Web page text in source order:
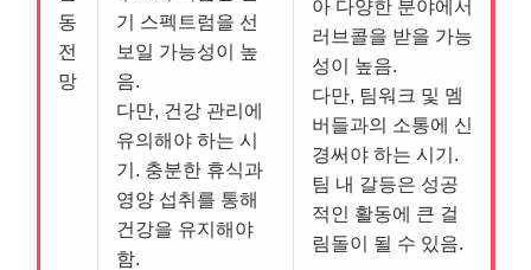
동
전
망
기 스펙트럼을 선
보일 가능성이 높
음.
다만, 건강 관리에
유의해야 하는 시
기. 충분한 휴식과
영양 섭취를 통해
건강을 유지해야
함.
아 다양한 분야에서
러브콜을 받을 가능
성이 높음.
다만, 팀워크 및 멤
버들과의 소통에 신
경써야 하는 시기.
팀 내 갈등은 성공
적인 활동에 큰 걸
림돌이 될 수 있음.